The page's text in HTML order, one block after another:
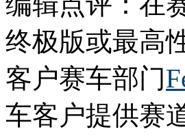
终极版或最高
客户赛车部门
车客户提供赛